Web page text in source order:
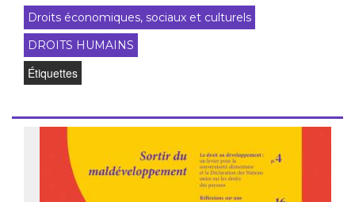
Droits économiques, sociaux et culturels
DROITS HUMAINS
Étiquettes